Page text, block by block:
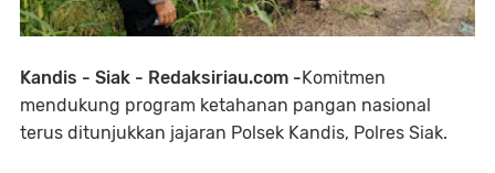
Kandis - Siak - Redaksiriau.com -Komitmen
mendukung program ketahanan pangan nasional
terus ditunjukkan jajaran Polsek Kandis, Polres Siak.